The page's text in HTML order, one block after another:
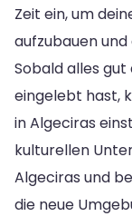
Zeit ein, um
aufzubauen
Sobald alles
eingelebt hast,
in Algeciras
kulturellen
Algeciras und
die neue